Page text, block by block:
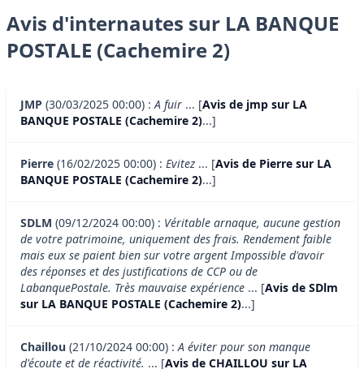
Avis d'internautes sur LA BANQUE
POSTALE (Cachemire 2)
JMP (30/03/2025 00:00) :A fuir ... [Avis de jmp sur LA
BANQUE POSTALE (Cachemire 2)...]
Pierre (16/02/2025 00:00) : Evitez ... [Avis de Pierre sur LA
BANQUE POSTALE (Cachemire 2)...]
SDLM (09/12/2024 00:00) : Véritable arnaque, aucune gestion
de votre patrimoine, uniquement des frais. Rendement faible
mais eux se paient bien sur votre argent Impossible d'avoir
des réponses et des justifications de CCP ou de
LabanquePostale. Très mauvaise expérience ... [Avis de SDlm
sur LA BANQUE POSTALE (Cachemire 2)...]
Chaillou (21/10/2024 00:00) :A éviter pour son manque
d'écoute et de réactivité. ... [Avis de CHAILLOU sur LA